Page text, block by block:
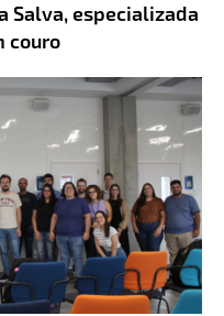
Salva, especializada
couro